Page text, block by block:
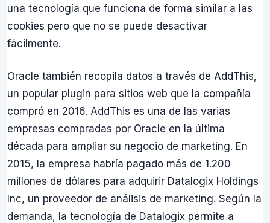
una tecnología que funciona de forma similar a las
cookies pero que no se puede desactivar
fácilmente.
Oracle también recopila datos a través de AddThis,
un popular plugin para sitios web que la compañía
compró en 2016. AddThis es una de las varias
empresas compradas por Oracle en la última
década para ampliar su negocio de marketing. En
2015, la empresa habría pagado más de 1.200
millones de dólares para adquirir Datalogix Holdings
Inc, un proveedor de análisis de marketing. Según la
demanda, la tecnología de Datalogix permite a